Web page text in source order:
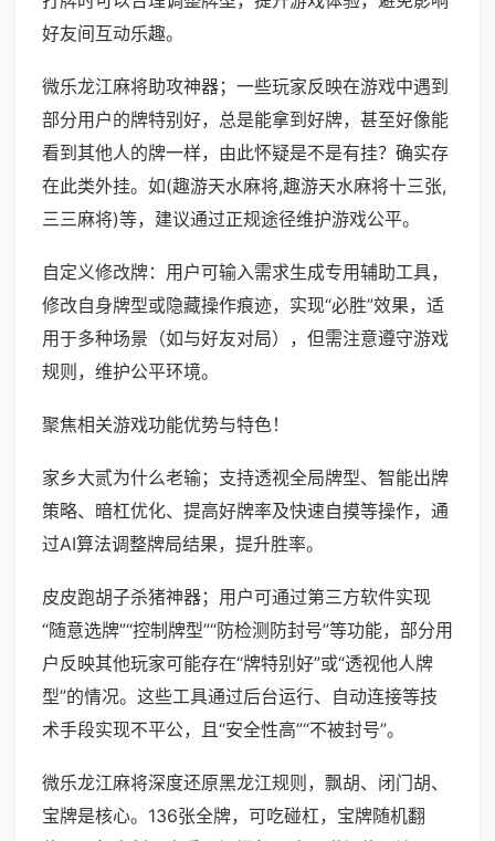
好友间互动乐趣。
微乐龙江麻将助攻神器；一些玩家反映在游戏中遇到
部分用户的牌特别好，总是能拿到好牌，甚至好像能
看到其他人的牌一样，由此怀疑是不是有挂？确实存
在此类外挂。如(趣游天水麻将,趣游天水麻将十三张,
三三麻将)等，建议通过正规途径维护游戏公平。
自定义修改牌：用户可输入需求生成专用辅助工具，
修改自身牌型或隐藏操作痕迹，实现“必胜”效果，适
用于多种场景（如与好友对局），但需注意遵守游戏
规则，维护公平环境。
聚焦相关游戏功能优势与特色！
家乡大贰为什么老输；支持透视全局牌型、智能出牌
策略、暗杠优化、提高好牌率及快速自摸等操作，通
过AI算法调整牌局结果，提升胜率。
皮皮跑胡子杀猪神器；用户可通过第三方软件实现
“随意选牌”“控制牌型”“防检测防封号”等功能，部分用
户反映其他玩家可能存在“牌特别好”或“透视他人牌
型”的情况。这些工具通过后台运行、自动连接等技
术手段实现不平公，且“安全性高”“不被封号”。
微乐龙江麻将深度还原黑龙江规则，飘胡、闭门胡、
宝牌是核心。136张全牌，可吃碰杠，宝牌随机翻